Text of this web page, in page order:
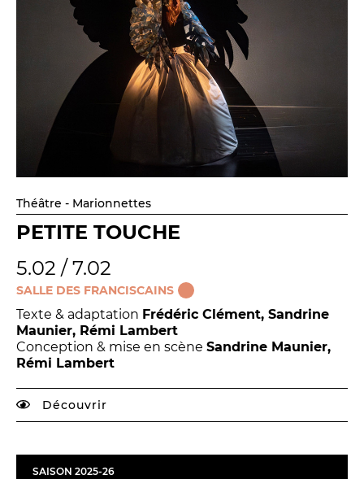
Théâtre - Marionnettes
PETITE TOUCHE
5.02 / 7.02
SALLE DES FRANCISCAINS
Texte & adaptation Frédéric Clément, Sandrine
Maunier, Rémi Lambert
Conception & mise en scène Sandrine Maunier,
Rémi Lambert
Découvrir
SAISON 2025-26